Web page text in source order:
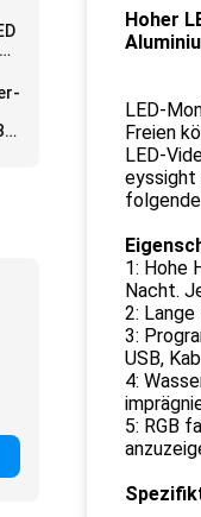
Hoher
LED-
Freien
LED-
eyssight
1: Hohe
Nacht.
2:
3:
USB,
4:
5: RGB